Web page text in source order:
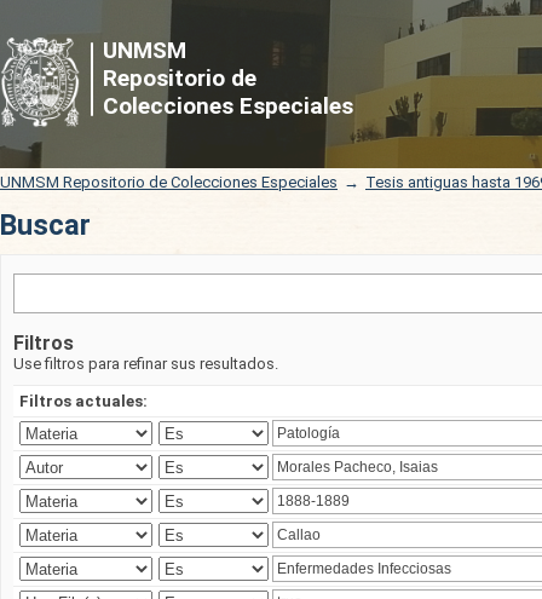
UNMSM
Repositorio de
Colecciones Especiales
Buscar
UNMSM Repositorio de Colecciones Especiales → Tesis antiguas hasta
Buscar
Filtros
Use filtros para refinar sus resultados.
Filtros actuales: